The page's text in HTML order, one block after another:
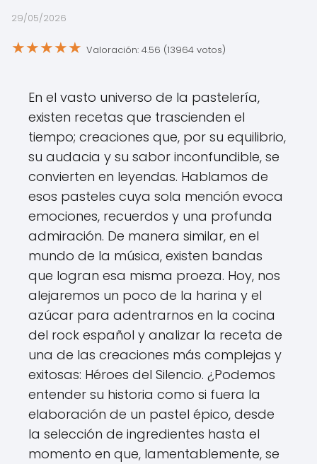
29/05/2026
★★★★★ Valoración: 4.56 (13964 votos)
En el vasto universo de la pastelería,
existen recetas que trascienden el
tiempo; creaciones que, por su equilibrio,
su audacia y su sabor inconfundible, se
convierten en leyendas. Hablamos de
esos pasteles cuya sola mención evoca
emociones, recuerdos y una profunda
admiración. De manera similar, en el
mundo de la música, existen bandas
que logran esa misma proeza. Hoy, nos
alejaremos un poco de la harina y el
azúcar para adentrarnos en la cocina
del rock español y analizar la receta de
una de las creaciones más complejas y
exitosas: Héroes del Silencio. ¿Podemos
entender su historia como si fuera la
elaboración de un pastel épico, desde
la selección de ingredientes hasta el
momento en que, lamentablemente, se